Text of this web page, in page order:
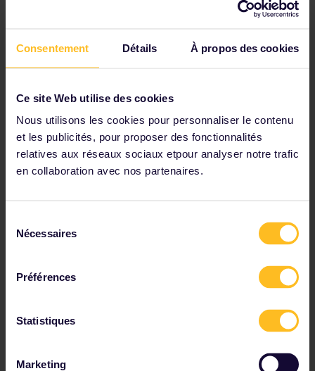
Consentement Détails À propos des cookies
Ce site Web utilise des cookies
Nous utilisons les cookies pour personnaliser le contenu
et les publicités, pour proposer des fonctionnalités
relatives aux réseaux sociaux etpour analyser notre trafic
en collaboration avec nos partenaires.
Nécessaires
Préférences
Statistiques
Marketing
Commencez à planifier votre aventure Interrail :
Lisez les informations sur les réservations
Réservez votre auberge de jeunesse
Bénéficiez de réductions grâce à votre Pass